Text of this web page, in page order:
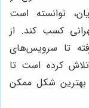
توانسته است
کسب کند. از
تا سرویس‌های
کرده است تا
بهترین شکل ممکن